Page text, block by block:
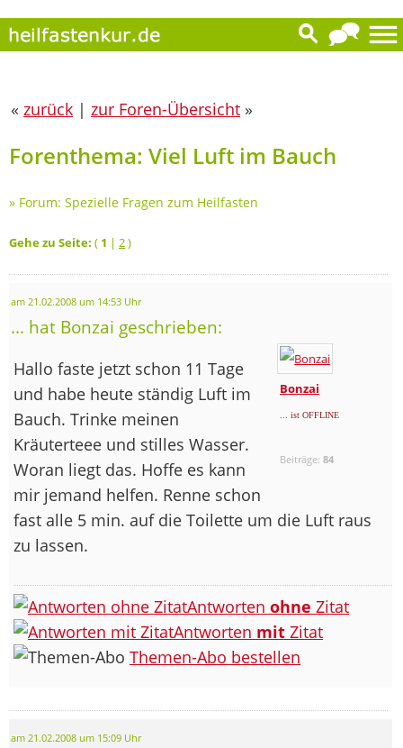
« zurück | zur Foren-Übersicht »
Forenthema: Viel Luft im Bauch
» Forum: Spezielle Fragen zum Heilfasten
Gehe zu Seite: ( 1 | 2)
am 21.02.2008 um 14:53 Uhr
... hat Bonzai geschrieben:
Bonzai
... ist OFFLINE
Beiträge:84
Hallo faste jetzt schon 11 Tage
und habe heute ständig Luft im
Bauch. Trinke meinen
Kräuterteee und stilles Wasser.
Woran liegt das. Hoffe es kann
mir jemand helfen. Renne schon
fast alle 5 min. auf die Toilette um die Luft raus
zu lassen.
Antworten ohne Zitat
Antworten mit Zitat
Themen-Abo bestellen
am 21.02.2008 um 15:09 Uhr